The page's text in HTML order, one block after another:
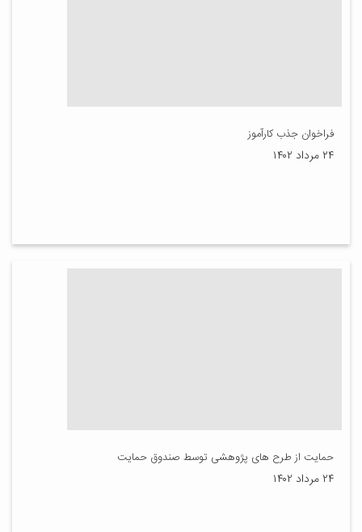
فراخوان جذب کارآموز
۲۴ مرداد ۱۴۰۲
حمایت از طرح های پژوهشی توسط صندوق حمایت
۲۴ مرداد ۱۴۰۲